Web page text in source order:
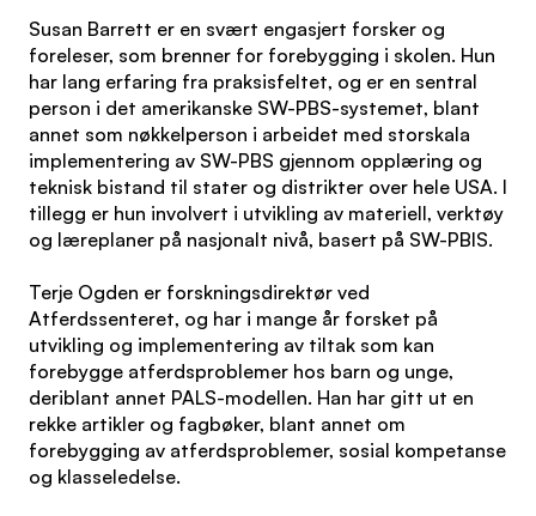
Susan Barrett er en svært engasjert forsker og
foreleser, som brenner for forebygging i skolen. Hun
har lang erfaring fra praksisfeltet, og er en sentral
person i det amerikanske SW-PBS-systemet, blant
annet som nøkkelperson i arbeidet med storskala
implementering av SW-PBS gjennom opplæring og
teknisk bistand til stater og distrikter over hele USA. I
tillegg er hun involvert i utvikling av materiell, verktøy
og læreplaner på nasjonalt nivå, basert på SW-PBIS.
Terje Ogden er forskningsdirektør ved
Atferdssenteret, og har i mange år forsket på
utvikling og implementering av tiltak som kan
forebygge atferdsproblemer hos barn og unge,
deriblant annet PALS-modellen. Han har gitt ut en
rekke artikler og fagbøker, blant annet om
forebygging av atferdsproblemer, sosial kompetanse
og klasseledelse.